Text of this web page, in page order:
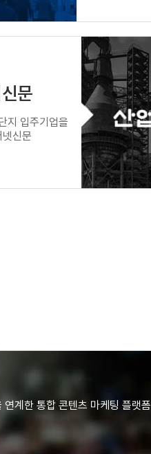
문
지 입주기업을
신문
연계한 통합 콘텐츠 마케팅 플랫폼